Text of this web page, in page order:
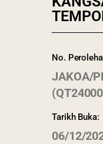
No.
JAKOA/
Tarikh Buka:
06/12/